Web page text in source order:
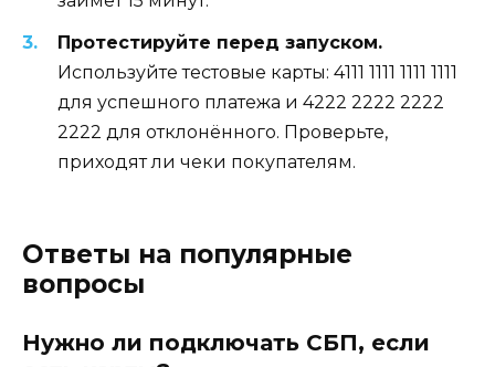
Протестируйте перед запуском.
Используйте тестовые карты: 4111 1111 1111 1111
для успешного платежа и 4222 2222 2222
2222 для отклонённого. Проверьте,
приходят ли чеки покупателям.
Ответы на популярные
вопросы
Нужно ли подключать СБП, если